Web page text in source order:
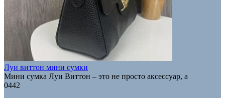
Луи виттон мини сумки
Мини сумка Луи Виттон – это не просто аксессуар, а
0442